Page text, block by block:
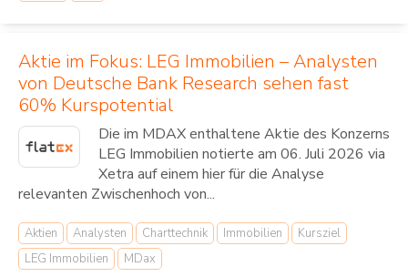
Aktie im Fokus: LEG Immobilien – Analysten
von Deutsche Bank Research sehen fast
60% Kurspotential
Die im MDAX enthaltene Aktie des Konzerns
LEG Immobilien notierte am 06. Juli 2026 via
Xetra auf einem hier für die Analyse
relevanten Zwischenhoch von...
Aktien Analysten Charttechnik Immobilien
Kursziel
LEG Immobilien
MDax